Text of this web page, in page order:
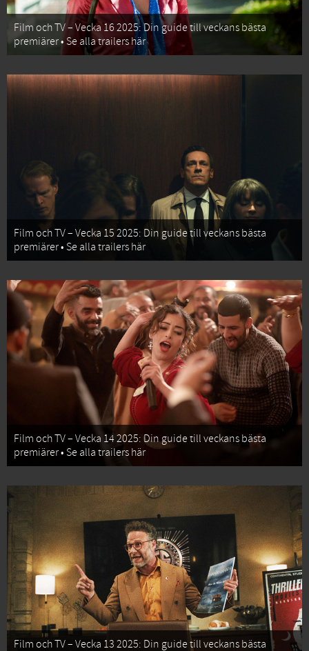
Film och TV – Vecka 16 2025: Din guide till veckans bästa
premiärer • Se alla trailers här
Film och TV – Vecka 15 2025: Din guide till veckans bästa
premiärer • Se alla trailers här
Film och TV – Vecka 14 2025: Din guide till veckans bästa
premiärer • Se alla trailers här
Film och TV – Vecka 13 2025: Din guide till veckans bästa